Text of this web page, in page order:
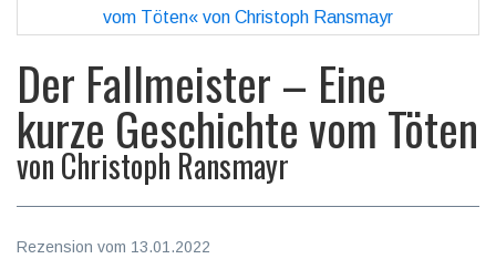
Der Fallmeister – Eine
kurze Geschichte vom Töten
vonChristoph Ransmayr
Rezension vom 13.01.2022